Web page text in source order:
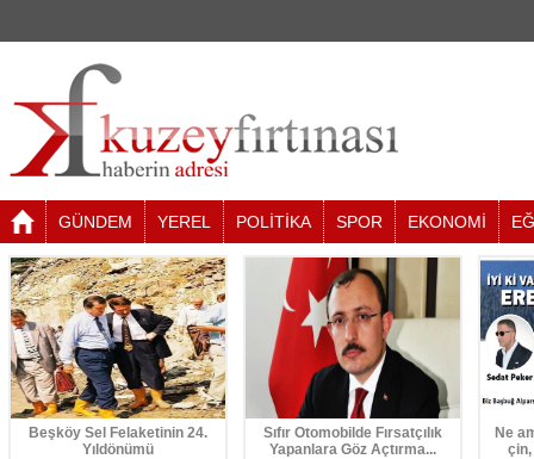
GÜNDEM YEREL POLİTİKA SPOR EKONOMİ
Beşköy Sel Felaketinin 24.
Yıldönümü
Sıfır Otomobilde Fırsatçılık
Yapanlara Göz Açtırma...
Ne